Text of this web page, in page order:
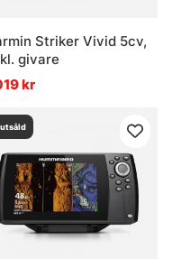
Striker Vivid 5cv,
givare
kr